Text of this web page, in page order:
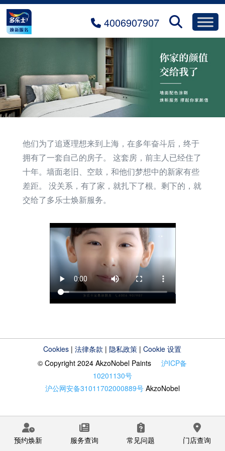
4006907907
他们为了追逐理想来到上海，在多年奋斗后，终于
拥有了一套自己的房子。 这套房，前主人已经住了
十年。墙面老旧、空鼓，和他们梦想中的新家有些
差距。 没关系，有了家，就扎下了根。剩下的，就
交给了多乐士焕新服务。
Cookies |法律条款 |隐私政策 |Cookie 设置
© Copyright 2024 AkzoNobel Paints沪ICP备
10201130号
沪公网安备31011702000889号 AkzoNobel
预约焕新 服务查询 常见问题 门店查询